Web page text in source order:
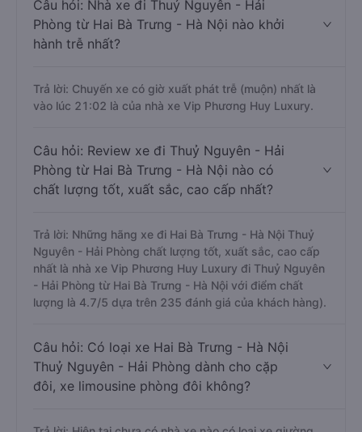
Câu hỏi: Nhà xe đi Thuỷ Nguyên - Hải
Phòng từ Hai Bà Trưng - Hà Nội nào khởi
hành trễ nhất?
Trả lời: Chuyến xe có giờ xuất phát trễ (muộn) nhất là
vào lúc 21:02 là của nhà xe Vip Phương Huy Luxury.
Câu hỏi: Review xe đi Thuỷ Nguyên - Hải
Phòng từ Hai Bà Trưng - Hà Nội nào có
chất lượng tốt, xuất sắc, cao cấp nhất?
Trả lời: Những hãng xe đi Hai Bà Trưng - Hà Nội Thuỷ
Nguyên - Hải Phòng chất lượng tốt, xuất sắc, cao cấp
nhất là nhà xe Vip Phương Huy Luxury đi Thuỷ Nguyên
- Hải Phòng từ Hai Bà Trưng - Hà Nội với điểm chất
lượng là 4.7/5 dựa trên 235 đánh giá của khách hàng).
Câu hỏi: Có loại xe Hai Bà Trưng - Hà Nội
Thuỷ Nguyên - Hải Phòng dành cho cặp
đôi, xe limousine phòng đôi không?